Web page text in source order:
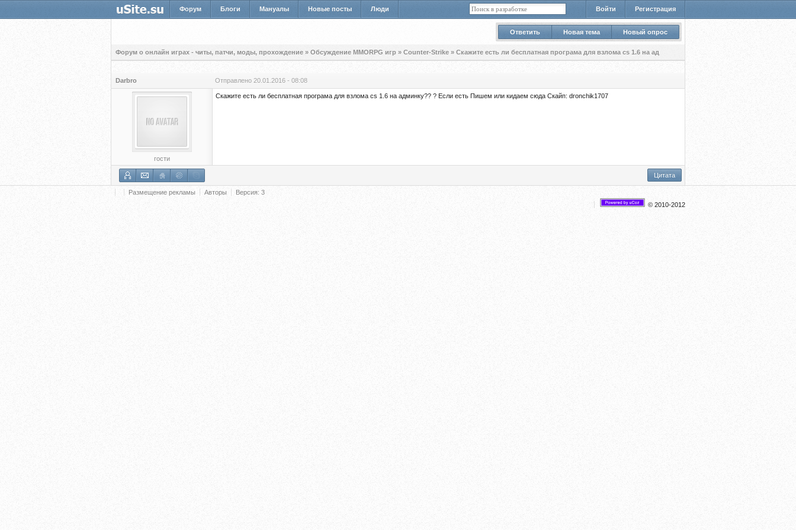
Войти Регистрация
Форум Блоги Мануалы Новые посты Люди
Ответить Новая тема Новый опрос
Форум о онлайн играх - читы, патчи, моды, прохождение » Обсуждение MMORPG игр » Counter-Strike » Скажите есть ли бесплатная програма для взлома cs 1.6 на ад
Darbro Отправлено 20.01.2016 - 08:08
гости
Скажите есть ли бесплатная програма для взлома cs 1.6 на админку?? ? Если есть Пишем или кидаем сюда Скайп: dronchik1707
Цитата
© 2010-2012
Размещение рекламы Авторы Версия: 3